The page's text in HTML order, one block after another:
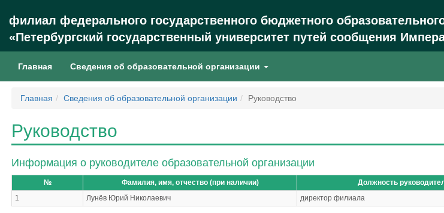
филиал федерального государственного бюджетного
«Петербургский государственный университет путей сообщения
Главная(current)Сведения об образовательной организации
Главная Сведения об образовательной организации Руководство
Руководство
Информация о руководителе образовательной организации
№ Фамилия, имя, отчество (при наличии) Должность
1
Лунёв Юрий Николаевич директор филиала